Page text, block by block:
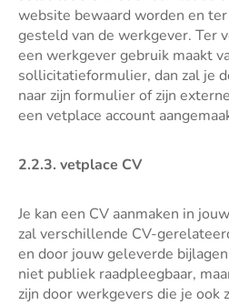
website bewaard worden en
gesteld van de werkgever. Ter
een werkgever gebruik maakt
sollicitatieformulier, dan zal je
naar zijn formulier of zijn
een vetplace account
2.2.3. vetplace CV
Je kan een CV aanmaken in
zal verschillende CV-
en door jouw geleverde
niet publiek raadpleegbaar,
zijn door werkgevers die je ook